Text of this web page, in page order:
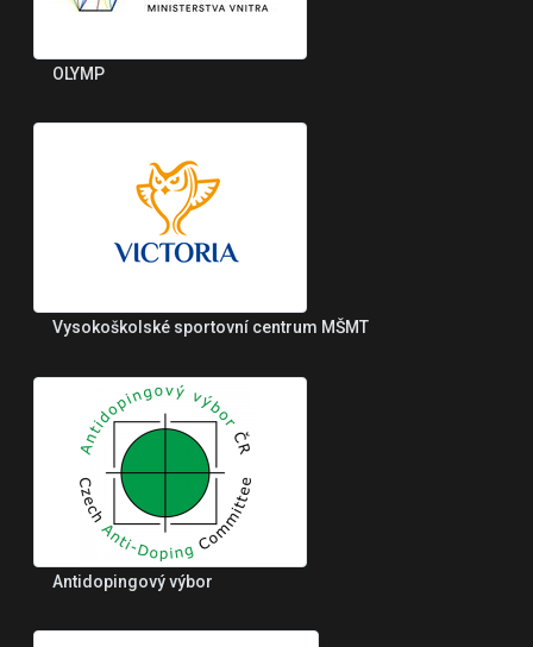
OLYMP
Vysokoškolské sportovní centrum MŠMT
Antidopingový výbor